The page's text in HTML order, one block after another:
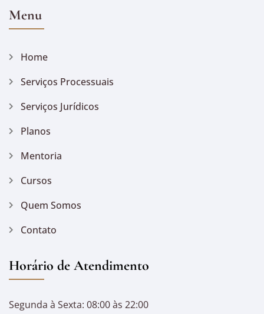
Menu
Home
Serviços Processuais
Serviços Jurídicos
Planos
Mentoria
Cursos
Quem Somos
Contato
Horário de Atendimento
Segunda à Sexta: 08:00 às 22:00